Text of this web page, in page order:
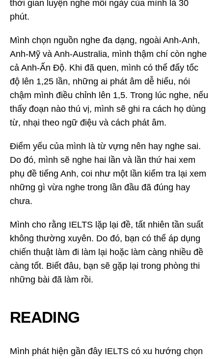
thời gian luyện nghe mỗi ngày của mình là 30
phút.
Mình chọn nguồn nghe đa dạng, ngoài Anh-Anh,
Anh-Mỹ và Anh-Australia, mình thậm chí còn nghe
cả Anh-Ấn Độ. Khi đã quen, mình có thể đẩy tốc
độ lên 1,25 lần, những ai phát âm dễ hiểu, nói
chậm mình điều chỉnh lên 1,5. Trong lúc nghe, nếu
thấy đoạn nào thú vị, mình sẽ ghi ra cách họ dùng
từ, nhại theo ngữ điệu và cách phát âm.
Điểm yếu của mình là từ vựng nên hay nghe sai.
Do đó, mình sẽ nghe hai lần và lần thứ hai xem
phụ đề tiếng Anh, coi như một lần kiểm tra lại xem
những gì vừa nghe trong lần đầu đã đúng hay
chưa.
Mình cho rằng IELTS lặp lại đề, tất nhiên tần suất
không thường xuyên. Do đó, bạn có thể áp dụng
chiến thuật làm đi làm lại hoặc làm càng nhiều đề
càng tốt. Biết đâu, bạn sẽ gặp lại trong phòng thi
những bài đã làm rồi.
READING
Mình phát hiện gần đây IELTS có xu hướng chọn